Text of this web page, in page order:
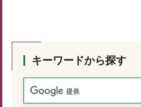
キーワードから探す